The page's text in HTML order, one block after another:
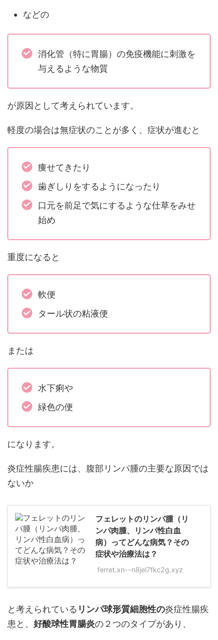
などの
消化管（特に胃腸）の免疫機能に刺激を
与えるような物質
が原因として考えられています。
軽度の場合は無症状のことが多く、症状が進むと
痩せてきたり
歯ぎしりをするようになったり
口元を前足で気にするような仕草をみせ
始め
重度になると
軟便
タール状の粘液便
または
水下痢や
緑色の便
になります。
炎症性腸疾患には、腹部リンパ腫の主要な原因では
ないか
フェレットのリンパ腫（リ
ンパ肉腫、リンパ性白血
病）ってどんな病気？その
症状や治療法は？
ferret.xn--n8jel7fkc2g.xyz
と考えられている リンパ球形質細胞性の炎症性腸疾
患と、 好酸球性胃腸炎の２つのタイプがあり、